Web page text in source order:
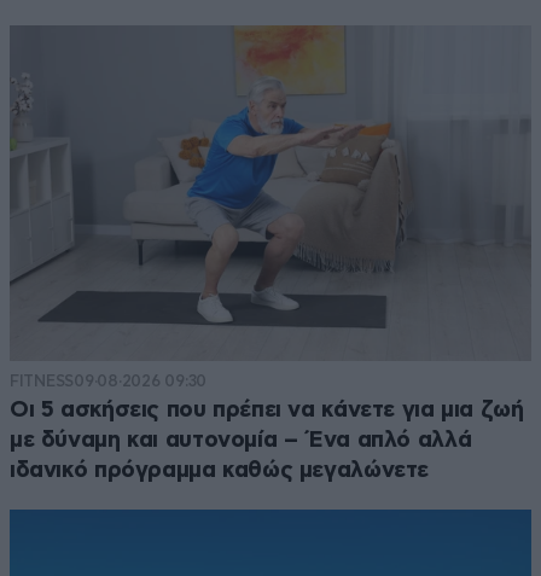
FITNESS09·08·2026 09:30
Οι 5 ασκήσεις που πρέπει να κάνετε για μια ζωή
με δύναμη και αυτονομία – Ένα απλό αλλά
ιδανικό πρόγραμμα καθώς μεγαλώνετε